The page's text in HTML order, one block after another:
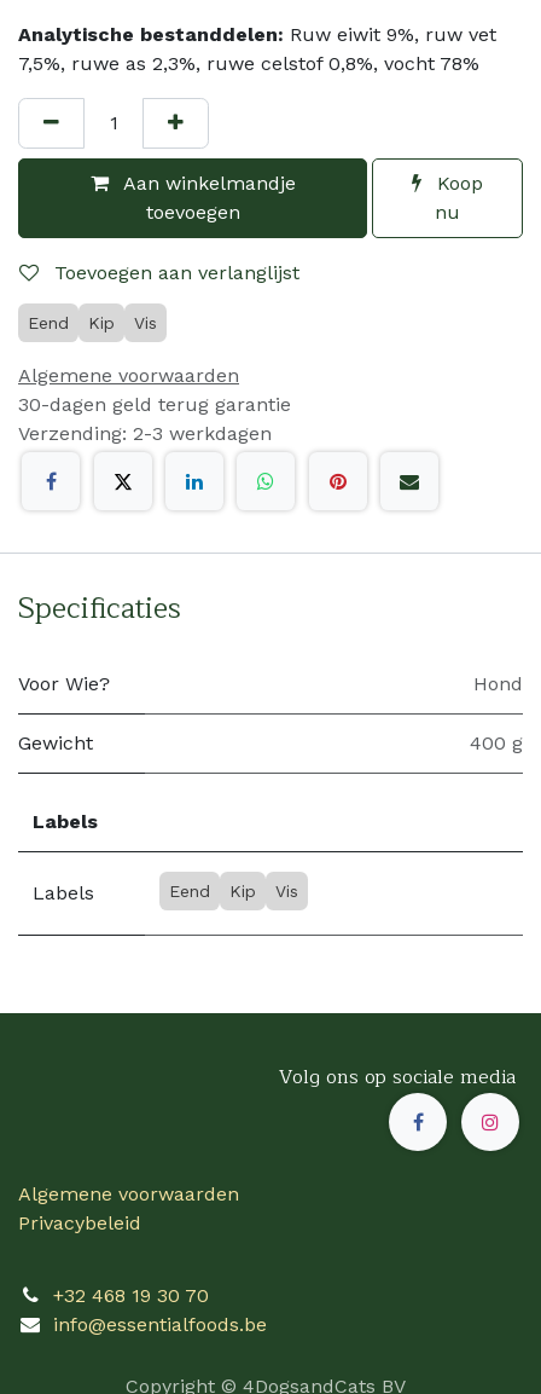
Analytische bestanddelen: Ruw eiwit 9%, ruw vet
7,5%, ruwe as 2,3%, ruwe celstof 0,8%, vocht 78%
Aan winkelmandje
toevoegen
Koop
nu
Toevoegen aan verlanglijst
Eend Kip Vis
Algemene voorwaarden
30-dagen geld terug garantie
Verzending: 2-3 werkdagen
Specificaties
Voor Wie? Hond
Gewicht 400 g
Labels
Labels Eend Kip Vis
Volg ons op sociale media
Algemene voorwaarden
Privacybeleid
+32 468 19 30 70
info@essentialfoods.be
Copyright © 4DogsandCats BV